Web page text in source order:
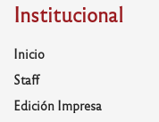
Institucional
Inicio
Staff
Edición Impresa